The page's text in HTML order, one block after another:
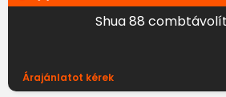
Shua 88
Árajánlatot kérek